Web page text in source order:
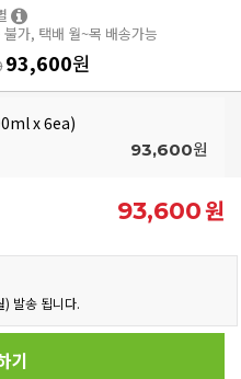
가, 택배 월~목 배송가능
93,600원
x 6ea)
93,600원
93,600원
발송 됩니다.
기